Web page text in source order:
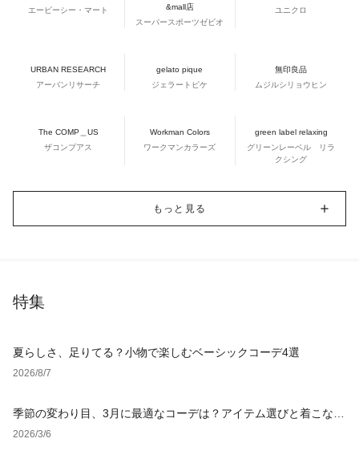
エービーシー・マート
&mall店
スーパースポーツゼビオ
ユニクロ
URBAN RESEARCH
アーバンリサーチ
gelato pique
ジェラートピケ
無印良品
ムジルシリョウヒン
The COMP＿US
ザコンプアス
Workman Colors
ワークマンカラーズ
green label relaxing
グリーンレーベル リラ
クシング
もっと見る
特集
夏らしさ、足りてる？小物で楽しむベーシックコーデ4選
2026/8/7
季節の変わり目、3月に最適なコーデは？アイテム選びと着こなし
方
2026/3/6